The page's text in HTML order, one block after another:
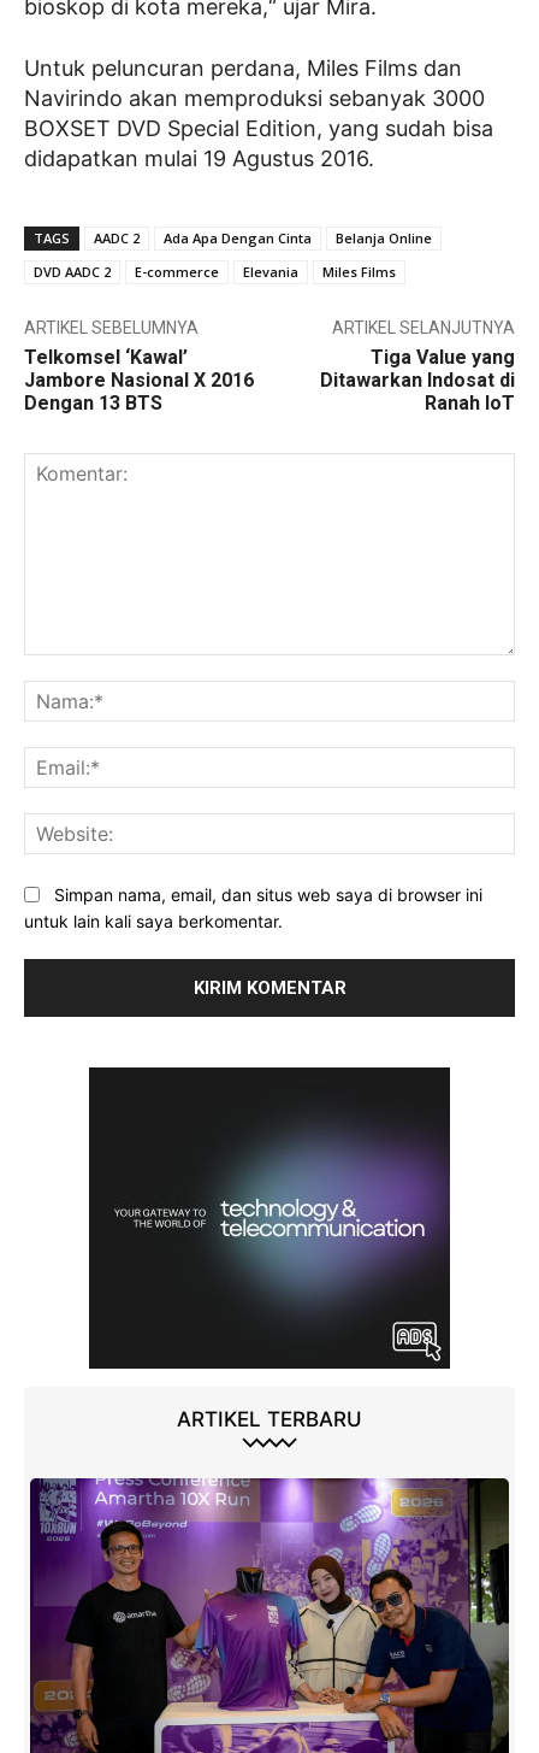
bioskop di kota mereka,“ ujar Mira.
Untuk peluncuran perdana, Miles Films dan
Navirindo akan memproduksi sebanyak 3000
BOXSET DVD Special Edition, yang sudah bisa
didapatkan mulai 19 Agustus 2016.
TAGS AADC 2 Ada Apa Dengan Cinta
Belanja Online
DVD AADC 2
E-commerce Elevania Miles Films
ARTIKEL SEBELUMNYA
Telkomsel ‘Kawal’
Jambore Nasional X 2016
Dengan 13 BTS
ARTIKEL SELANJUTNYA
Tiga Value yang
Ditawarkan Indosat di
Ranah IoT
Simpan nama, email, dan situs web saya di browser ini
untuk lain kali saya berkomentar.
ARTIKEL TERBARU